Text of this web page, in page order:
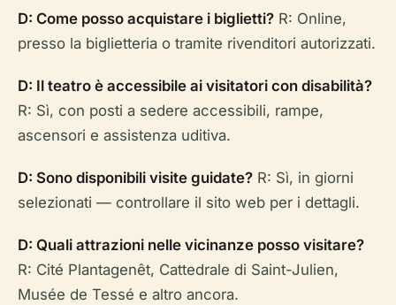
D: Come posso acquistare i biglietti? R: Online,
presso la biglietteria o tramite rivenditori autorizzati.
D: Il teatro è accessibile ai visitatori con disabilità?
R: Sì, con posti a sedere accessibili, rampe,
ascensori e assistenza uditiva.
D: Sono disponibili visite guidate? R: Sì, in giorni
selezionati — controllare il sito web per i dettagli.
D: Quali attrazioni nelle vicinanze posso visitare?
R: Cité Plantagenêt, Cattedrale di Saint-Julien,
Musée de Tessé e altro ancora.